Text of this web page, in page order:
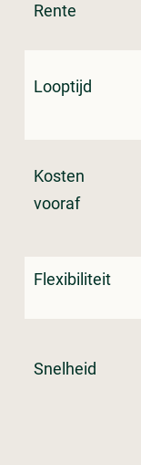
Rente
Looptijd
Kosten
vooraf
Flexibiliteit
Snelheid